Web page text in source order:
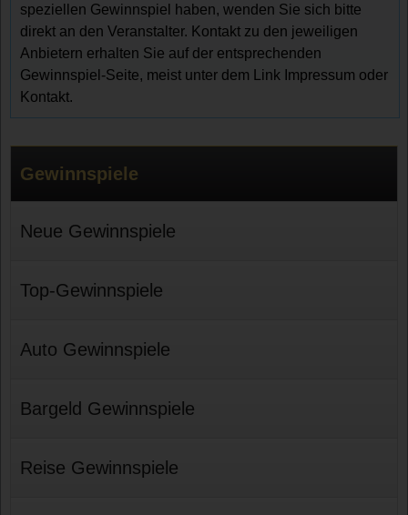
speziellen Gewinnspiel haben, wenden Sie sich bitte
direkt an den Veranstalter. Kontakt zu den jeweiligen
Anbietern erhalten Sie auf der entsprechenden
Gewinnspiel-Seite, meist unter dem Link Impressum oder
Kontakt.
Gewinnspiele
Neue Gewinnspiele
Top-Gewinnspiele
Auto Gewinnspiele
Bargeld Gewinnspiele
Reise Gewinnspiele